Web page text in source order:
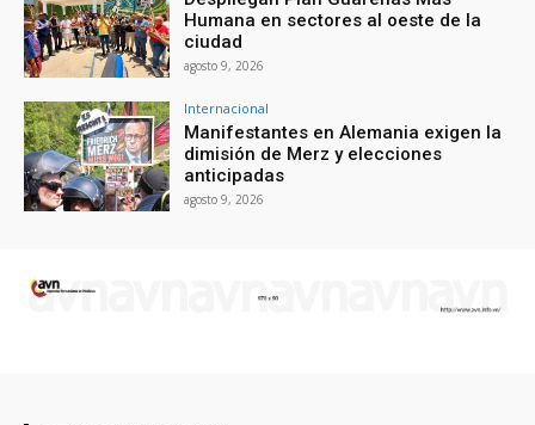
Humana en sectores al oeste de la
ciudad
agosto 9, 2026
Internacional
Manifestantes en Alemania exigen la
dimisión de Merz y elecciones
anticipadas
agosto 9, 2026